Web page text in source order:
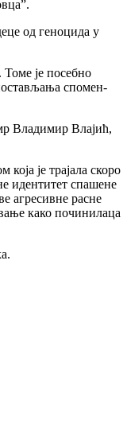
од геноцида у
је посебно
спомен-
Владимир Влајић,
је трајала скоро
идентитет спашене
агресивне расне
како починилаца